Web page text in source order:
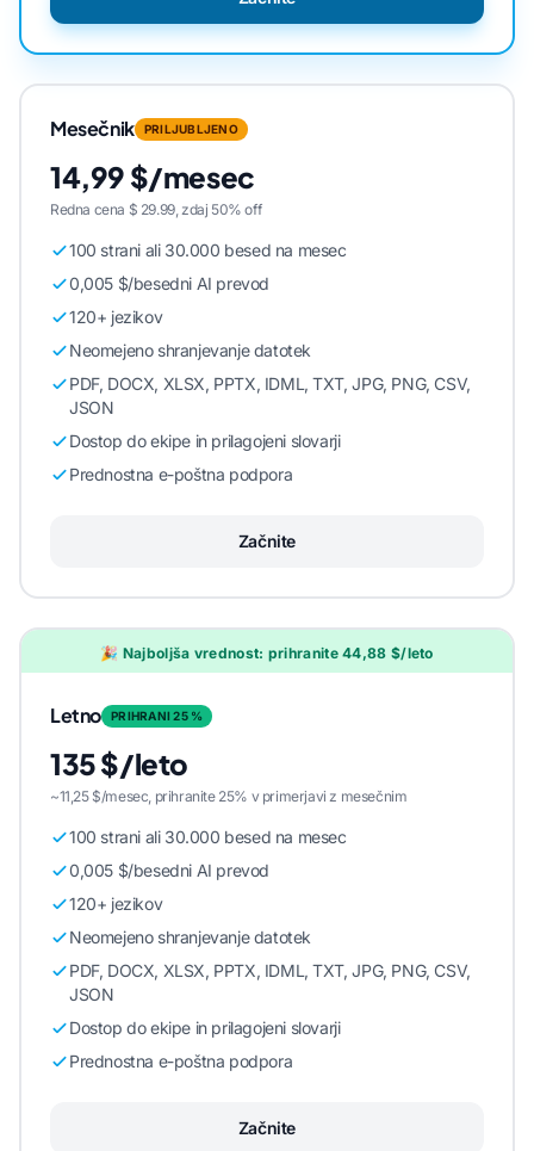
Mesečnik PRILJUBLJENO
14,99 $/mesec
Redna cena $ 29.99, zdaj 50% off
100 strani ali 30.000 besed na mesec
0,005 $/besedni AI prevod
120+ jezikov
Neomejeno shranjevanje datotek
PDF, DOCX, XLSX, PPTX, IDML, TXT, JPG, PNG, CSV,
JSON
Dostop do ekipe in prilagojeni slovarji
Prednostna e-poštna podpora
Začnite
🎉 Najboljša vrednost: prihranite 44,88 $/leto
Letno PRIHRANI 25 %
135 $/leto
~11,25 $/mesec, prihranite 25% v primerjavi z mesečnim
100 strani ali 30.000 besed na mesec
0,005 $/besedni AI prevod
120+ jezikov
Neomejeno shranjevanje datotek
PDF, DOCX, XLSX, PPTX, IDML, TXT, JPG, PNG, CSV,
JSON
Dostop do ekipe in prilagojeni slovarji
Prednostna e-poštna podpora
Začnite